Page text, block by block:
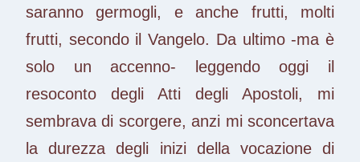
saranno germogli, e anche frutti, molti
frutti, secondo il Vangelo. Da ultimo -ma è
solo un accenno- leggendo oggi il
resoconto degli Atti degli Apostoli, mi
sembrava di scorgere, anzi mi sconcertava
la durezza degli inizi della vocazione di